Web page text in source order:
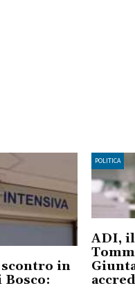
in
Bosco:
POLITICA
ADI,